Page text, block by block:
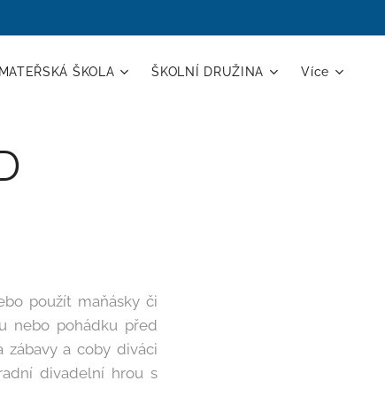
MATEŘSKÁ ŠKOLA ŠKOLNÍ DRUŽINA Více
použít maňásky či
nebo pohádku před
a coby diváci
divadelní hrou s